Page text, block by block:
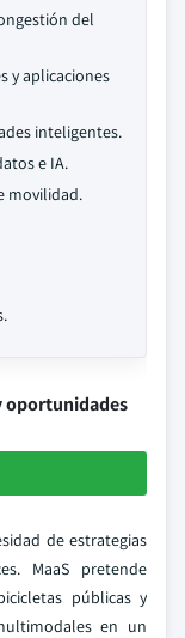
del
y aplicaciones
inteligentes.
e IA.
movilidad.
oportunidades
de estrategias
MaaS pretende
públicas y
en un